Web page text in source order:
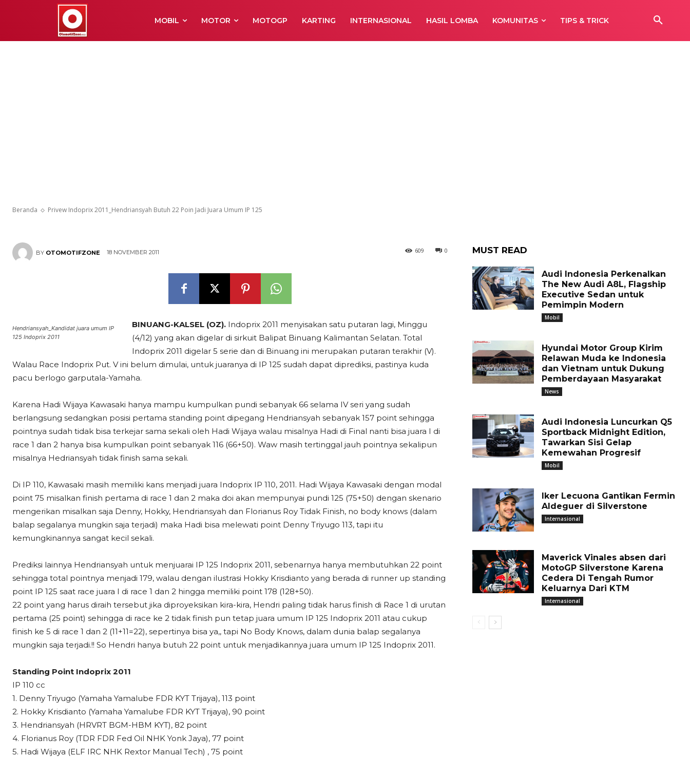
MOBIL MOTOR MOTOGP KARTING INTERNASIONAL HASIL LOMBA KOMUNITAS TIPS & TRICK
Beranda Privew Indoprix 2011_Hendriansyah Butuh 22 Poin Jadi Juara Umum IP 125
BY OTOMOTIFZONE 18 NOVEMBER 2011 0
609
Hendriansyah_Kandidat juara umum IP
125 Indoprix 2011
BINUANG-KALSEL (OZ). Indoprix 2011 menyisakan satu putaran lagi, Minggu
(4/12) yang akan digelar di sirkuit Balipat Binuang Kalimantan Selatan. Total
Indoprix 2011 digelar 5 serie dan di Binuang ini merupakan putaran terakhir (V).
Walau Race Indoprix Put. V ini belum dimulai, untuk juaranya di IP 125 sudah dapat diprediksi, pastinya kuda
pacu berlogo garputala-Yamaha.
Karena Hadi Wijaya Kawasaki hanya mampu kumpulkan pundi sebanyak 66 selama IV seri yang sudah
berlangsung sedangkan posisi pertama standing point dipegang Hendriansyah sebanyak 157 point sehingga
pointnya sudah tidak bisa terkejar sama sekali oleh Hadi Wijaya walau misalnya Hadi di Final nanti bisa juara I di
race 1 dan 2 hanya bisa kumpulkan point sebanyak 116 (66+50). Waw masih tertinggal jauh pointnya sekalipun
misalnya Hedriansyah tidak finish sama sekali.
Di IP 110, Kawasaki masih memiliki kans menjadi juara Indoprix IP 110, 2011. Hadi Wijaya Kawasaki dengan modal
point 75 misalkan finish pertama di race 1 dan 2 maka doi akan mempunyai pundi 125 (75+50) dengan skenario
mengerikan misalkan saja Denny, Hokky, Hendriansyah dan Florianus Roy Tidak Finish, no body knows (dalam
balap segalanya mungkin saja terjadi) maka Hadi bisa melewati point Denny Triyugo 113, tapi itu
kemungkinannya sangat kecil sekali.
Prediksi lainnya Hendriansyah untuk menjuarai IP 125 Indoprix 2011, sebenarnya hanya membutuhkan 22 point
sehingga total pointnya menjadi 179, walau dengan ilustrasi Hokky Krisdianto yang berada di runner up standing
point IP 125 saat race juara I di race 1 dan 2 hingga memiliki point 178 (128+50).
22 point yang harus diraih tersebut jika diproyeksikan kira-kira, Hendri paling tidak harus finish di Race 1 di urutan
pertama (25 point) sehingga di race ke 2 tidak finish pun tetap juara umum IP 125 Indoprix 2011 atau cukup
finish ke 5 di race 1 dan 2 (11+11=22), sepertinya bisa ya,, tapi No Body Knows, dalam dunia balap segalanya
mungkin saja terjadi.!! So Hendri hanya butuh 22 point untuk menjadikannya juara umum IP 125 Indoprix 2011.
Standing Point Indoprix 2011
IP 110 cc
1. Denny Triyugo (Yamaha Yamalube FDR KYT Trijaya), 113 point
2. Hokky Krisdianto (Yamaha Yamalube FDR KYT Trijaya), 90 point
3. Hendriansyah (HRVRT BGM-HBM KYT), 82 point
4. Florianus Roy (TDR FDR Fed Oil NHK Yonk Jaya), 77 point
5. Hadi Wijaya (ELF IRC NHK Rextor Manual Tech) , 75 point
MUST READ
Audi Indonesia Perkenalkan
The New Audi A8L, Flagship
Executive Sedan untuk
Pemimpin Modern
Mobil
Hyundai Motor Group Kirim
Relawan Muda ke Indonesia
dan Vietnam untuk Dukung
Pemberdayaan Masyarakat
News
Audi Indonesia Luncurkan Q5
Sportback Midnight Edition,
Tawarkan Sisi Gelap
Kemewahan Progresif
Mobil
Iker Lecuona Gantikan Fermin
Aldeguer di Silverstone
Internasional
Maverick Vinales absen dari
MotoGP Silverstone Karena
Cedera Di Tengah Rumor
Keluarnya Dari KTM
Internasional